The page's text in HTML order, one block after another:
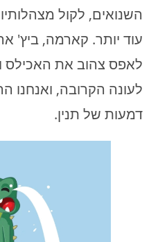
השנואים, לקול
עוד יותר. קארמה, ביץ'
לאפס צהוב את האכילס
לעונה הקרובה, ואנחנו
דמעות של תנין.